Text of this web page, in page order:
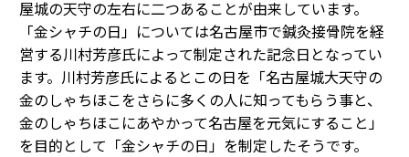
屋城の天守の左右に二つあることが由来しています。
「金シャチの日」については名古屋市で鍼灸接骨院を経
営する川村芳彦氏によって制定された記念日となってい
ます。川村芳彦氏によるとこの日を「名古屋城大天守の
金のしゃちほこをさらに多くの人に知ってもらう事と、
金のしゃちほこにあやかって名古屋を元気にすること」
を目的として「金シャチの日」を制定したそうです。